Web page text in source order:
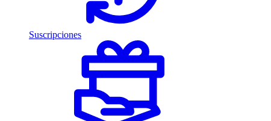
Suscripciones